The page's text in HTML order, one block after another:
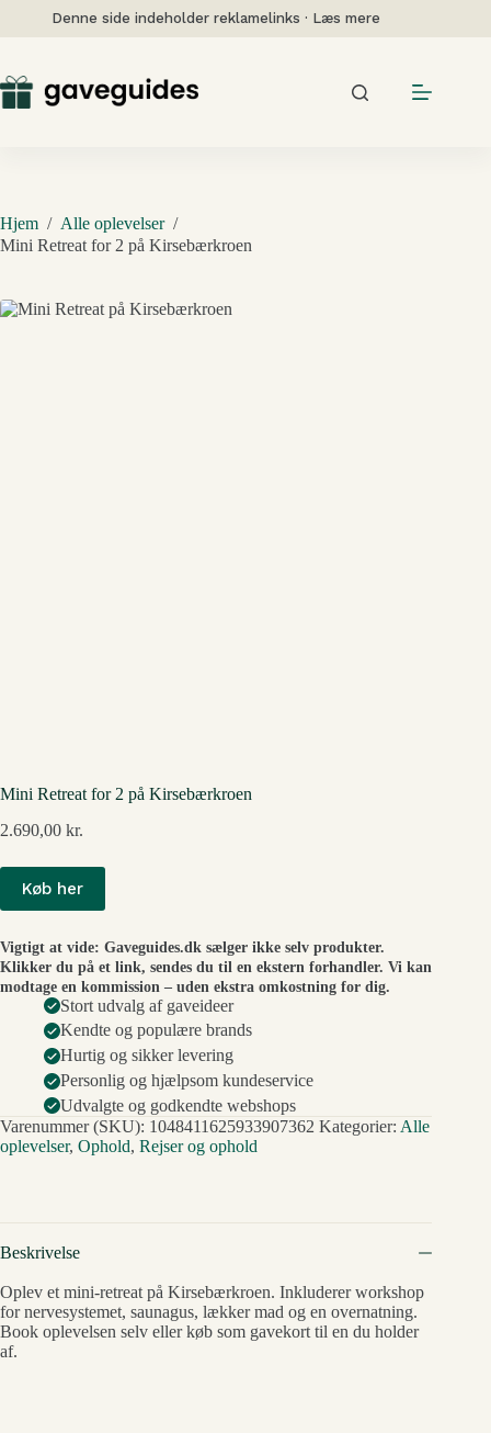
Denne side indeholder reklamelinks · Læs mere
Hjem / Alle oplevelser /
Mini Retreat for 2 på Kirsebærkroen
Mini Retreat for 2 på Kirsebærkroen
2.690,00 kr.
Køb her
Vigtigt at vide: Gaveguides.dk sælger ikke selv produkter.
Klikker du på et link, sendes du til en ekstern forhandler. Vi kan
modtage en kommission – uden ekstra omkostning for dig.
Stort udvalg af gaveideer
Kendte og populære brands
Hurtig og sikker levering
Personlig og hjælpsom kundeservice
Udvalgte og godkendte webshops
Varenummer (SKU): 1048411625933907362 Kategorier: Alle
oplevelser, Ophold, Rejser og ophold
Beskrivelse
Oplev et mini-retreat på Kirsebærkroen. Inkluderer workshop
for nervesystemet, saunagus, lækker mad og en overnatning.
Book oplevelsen selv eller køb som gavekort til en du holder
af.